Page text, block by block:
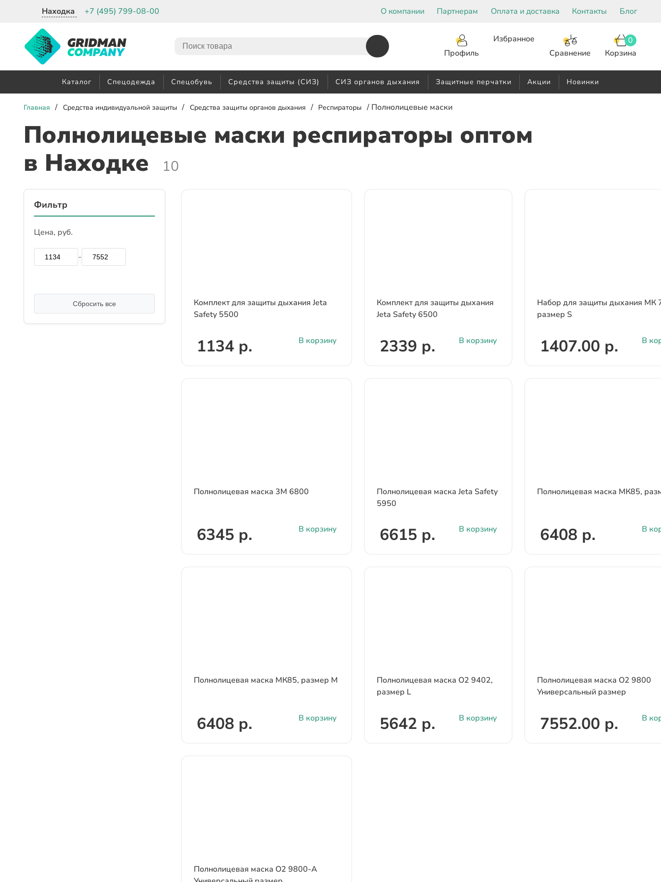
Находка +7 (495) 799-08-00 О компании Партнерам Оплата и доставка Контакты Блог
Профиль
Избранное
Сравнение
Корзина
0
Каталог Спецодежда Спецобувь Средства защиты (СИЗ) СИЗ органов дыхания Защитные перчатки Акции Новинки
Главная / Средства индивидуальной защиты / Средства защиты органов дыхания / Респираторы / Полнолицевые маски
Полнолицевые маски респираторы оптом
в Находке
10
Фильтр
Цена, руб.
-
Сбросить все
Комплект для защиты дыхания Jeta
Safety 5500
1134 р. В корзину
Комплект для защиты дыхания
Jeta Safety 6500
2339 р. В корзину
Набор для защиты дыхания МК
размер S
1407.00 р. В
Полнолицевая маска 3М 6800
6345 р. В корзину
Полнолицевая маска Jeta Safety
5950
6615 р. В корзину
Полнолицевая маска МК85,
6408 р. В
Полнолицевая маска МК85, размер M
6408 р. В корзину
Полнолицевая маска О2 9402,
размер L
5642 р. В корзину
Полнолицевая маска О2 9800
Универсальный размер
7552.00 р. В
Полнолицевая маска О2 9800-А